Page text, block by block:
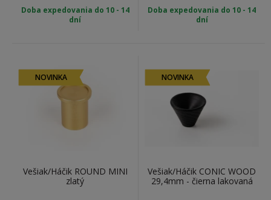
Doba expedovania do 10 - 14
dní
Doba expedovania do 10 - 14
dní
NOVINKA
Vešiak/Háčik ROUND MINI
zlatý
NOVINKA
Vešiak/Háčik CONIC WOOD
29,4mm - čierna lakovaná